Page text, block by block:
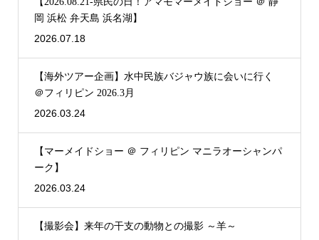
岡 浜松 弁天島 浜名湖】
2026.07.18
【海外ツアー企画】水中民族バジャウ族に会いに行く
＠フィリピン 2026.3月
2026.03.24
【マーメイドショー ＠ フィリピン マニラオーシャンパ
ーク】
2026.03.24
【撮影会】来年の干支の動物との撮影 ～羊～